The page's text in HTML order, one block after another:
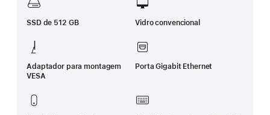
SSD de 512 GB Vidro convencional
Adaptador para montagem
VESA
Porta Gigabit Ethernet